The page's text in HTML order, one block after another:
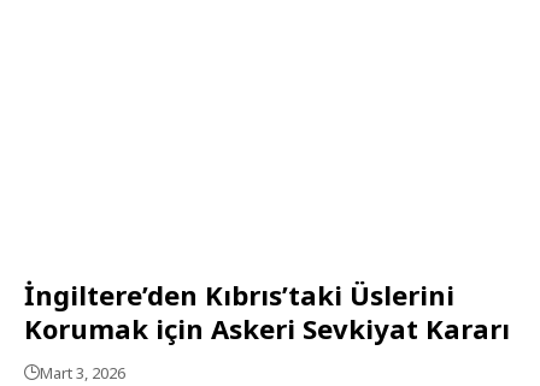
İngiltere’den Kıbrıs’taki Üslerini
Korumak için Askeri Sevkiyat Kararı
Mart 3, 2026